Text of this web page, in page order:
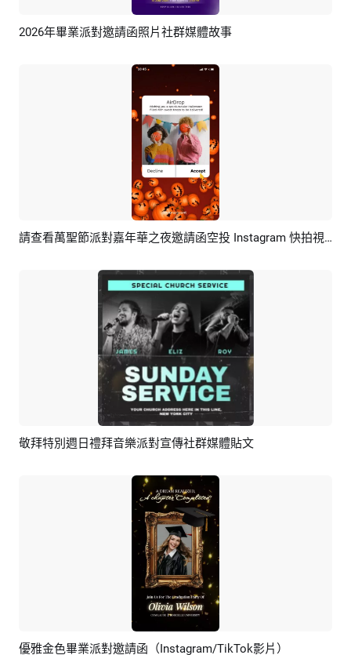
預覽 AI剪同款
2026年畢業派對邀請函照片社群媒體故事
預覽 AI剪同款 請查看萬聖節派對嘉年華之夜邀請函空投 Instagram 快拍視頻
預覽 AI剪同款
敬拜特別週日禮拜音樂派對宣傳社群媒體貼文
預覽 AI剪同款
優雅金色畢業派對邀請函（Instagram/TikTok影片）